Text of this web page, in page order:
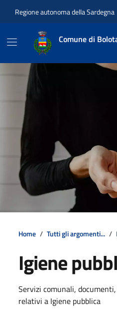
Regione autonoma della Sardegna
Comune di
Home Tutti gli argomenti...
Igiene
Dettagli della
Servizi comunali,
relativi a Igiene pubblica